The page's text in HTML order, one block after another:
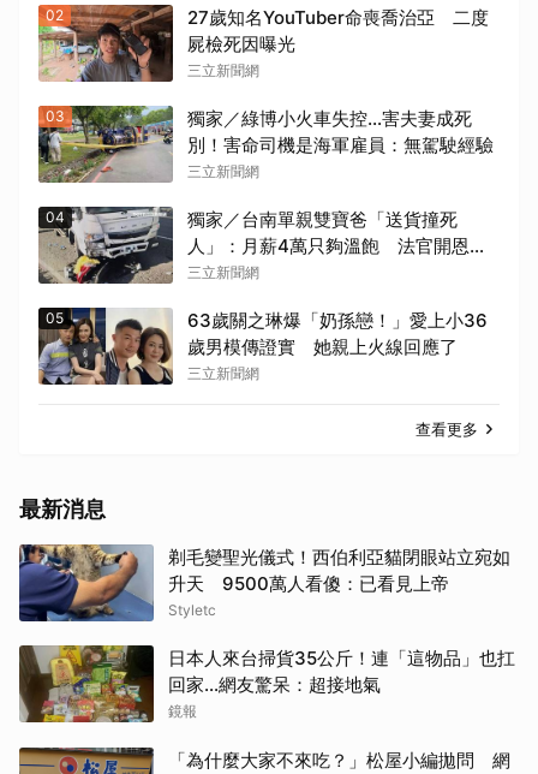
02
27歲知名YouTuber命喪喬治亞 二度
屍檢死因曝光
三立新聞網
03
獨家／綠博小火車失控…害夫妻成死
別！害命司機是海軍雇員：無駕駛經驗
三立新聞網
04
獨家／台南單親雙寶爸「送貨撞死
人」：月薪4萬只夠溫飽 法官開恩免
關
三立新聞網
05
63歲關之琳爆「奶孫戀！」愛上小36
歲男模傳證實 她親上火線回應了
三立新聞網
查看更多
最新消息
剃毛變聖光儀式！西伯利亞貓閉眼站立宛如
升天 9500萬人看傻：已看見上帝
Styletc
日本人來台掃貨35公斤！連「這物品」也扛
回家...網友驚呆：超接地氣
鏡報
「為什麼大家不來吃？」松屋小編拋問 網